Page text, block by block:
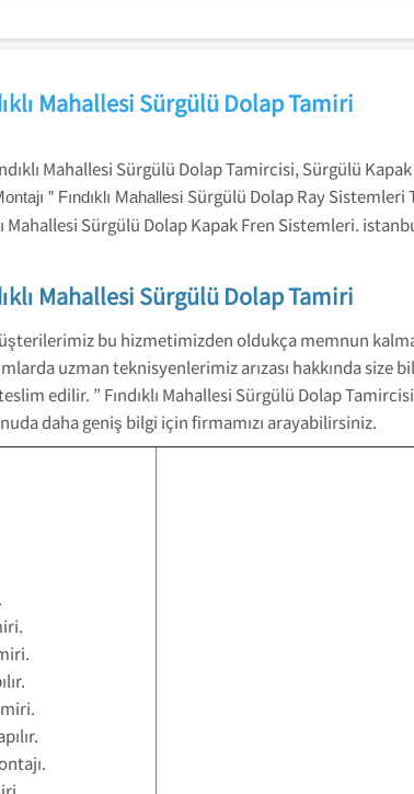
Mahallesi Sürgülü Dolap Tamiri
Mahallesi Sürgülü Dolap Tamircisi, Sürgülü
” Fındıklı Mahallesi Sürgülü Dolap Ray Sistemleri
Mahallesi Sürgülü Dolap Kapak Fren Sistemleri.
Mahallesi Sürgülü Dolap Tamiri
bu hizmetimizden oldukça memnun
uzman teknisyenlerimiz arızası hakkında size
edilir. ” Fındıklı Mahallesi Sürgülü Dolap
daha geniş bilgi için firmamızı arayabilirsiniz.